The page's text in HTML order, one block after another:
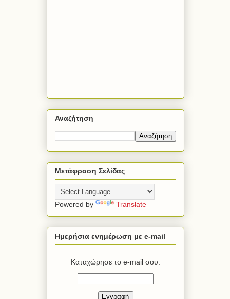
Αναζήτηση
Μετάφραση Σελίδας
Powered by Translate
Ημερήσια ενημέρωση με e-mail
Καταχώρησε το e-mail σου: